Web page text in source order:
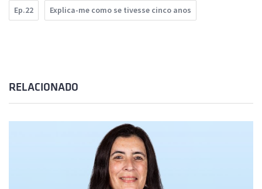
Ep.22 Explica-me como se tivesse cinco anos
RELACIONADO